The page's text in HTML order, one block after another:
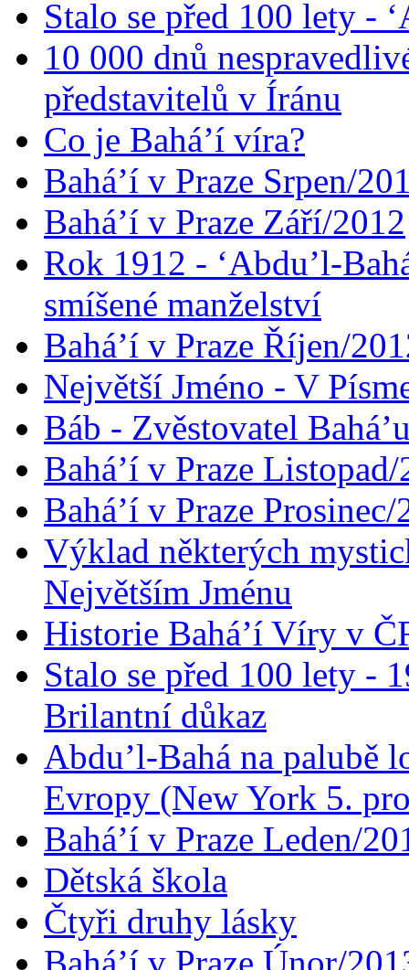
Stalo se před 100 lety -
10 000 dnů
představitelů v Íránu
Co je Bahá’í víra?
Bahá’í v Praze Srpen/
Bahá’í v Praze Září/2012
Rok 1912 - ‘Abdu’l-
smíšené manželství
Bahá’í v Praze Říjen/
Největší Jméno - V
Báb - Zvěstovatel
Bahá’í v Praze
Bahá’í v Praze Prosinec/
Výklad některých
Největším Jménu
Historie Bahá’í Víry v
Stalo se před 100 lety -
Brilantní důkaz
Abdu’l-Bahá na palubě
Evropy (New York 5.
Bahá’í v Praze Leden/
Dětská škola
Čtyři druhy lásky